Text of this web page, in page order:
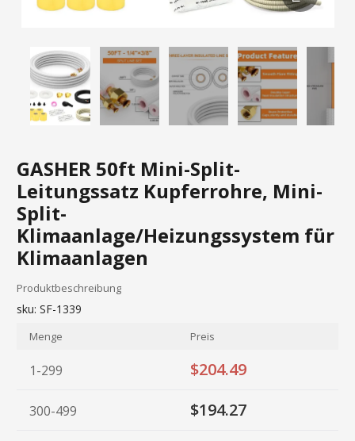
GASHER 50ft Mini-Split-
Leitungssatz Kupferrohre, Mini-
Split-
Klimaanlage/Heizungssystem für
Klimaanlagen
Produktbeschreibung
sku: SF-1339
Menge Preis
1-299 $204.49
300-499 $194.27